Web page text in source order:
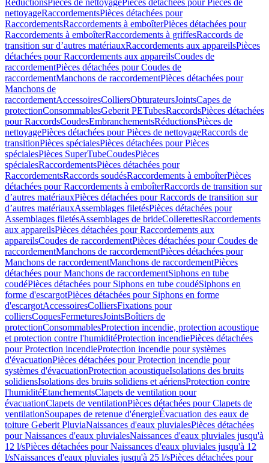
RéductionsPièces de nettoyagePièces détachées pour Pièces de
nettoyageRaccordementsPièces détachées pour
RaccordementsRaccordements à emboîterPièces détachées pour
Raccordements à emboîterRaccordements à griffesRaccords de
transition sur d’autres matériauxRaccordements aux appareilsPièces
détachées pour Raccordements aux appareilsCoudes de
raccordementPièces détachées pour Coudes de
raccordementManchons de raccordementPièces détachées pour
Manchons de
raccordementAccessoiresColliersObturateursJointsCapes de
protectionConsommablesGeberit PETubesRaccordsPièces détachées
pour RaccordsCoudesEmbranchementsRéductionsPièces de
nettoyagePièces détachées pour Pièces de nettoyageRaccords de
transitionPièces spécialesPièces détachées pour Pièces
spécialesPièces SuperTubeCoudesPièces
spécialesRaccordementsPièces détachées pour
RaccordementsRaccords soudésRaccordements à emboîterPièces
détachées pour Raccordements à emboîterRaccords de transition sur
d’autres matériauxPièces détachées pour Raccords de transition sur
d’autres matériauxAssemblages filetésPièces détachées pour
Assemblages filetésAssemblages de brideCollerettesRaccordements
aux appareilsPièces détachées pour Raccordements aux
appareilsCoudes de raccordementPièces détachées pour Coudes de
raccordementManchons de raccordementPièces détachées pour
Manchons de raccordementManchons de raccordementPièces
détachées pour Manchons de raccordementSiphons en tube
coudéPièces détachées pour Siphons en tube coudéSiphons en
forme d'escargotPièces détachées pour Siphons en forme
d'escargotAccessoiresColliersFixations pour
colliersCoquesFermeturesJointsBoîtiers de
protectionConsommablesProtection incendie, protection acoustique
et protection contre l'humiditéProtection incendiePièces détachées
pour Protection incendieProtection incendie pour systèmes
d'évacuationPièces détachées pour Protection incendie pour
systèmes d'évacuationProtection acoustiqueIsolations des bruits
solidiensIsolations des bruits solidiens et aériensProtection contre
l'humiditéEtanchementsClapets de ventilation pour
évacuationClapets de ventilationPièces détachées pour Clapets de
ventilationSoupapes de retenue d'énergieÉvacuation des eaux de
toiture Geberit PluviaNaissances d'eaux pluvialesPièces détachées
pour Naissances d'eaux pluvialesNaissances d'eaux pluviales jusqu'à
12 l/sPièces détachées pour Naissances d'eaux pluviales jusqu'à 12
l/sNaissances d'eaux pluviales jusqu'à 25 l/sPièces détachées pour